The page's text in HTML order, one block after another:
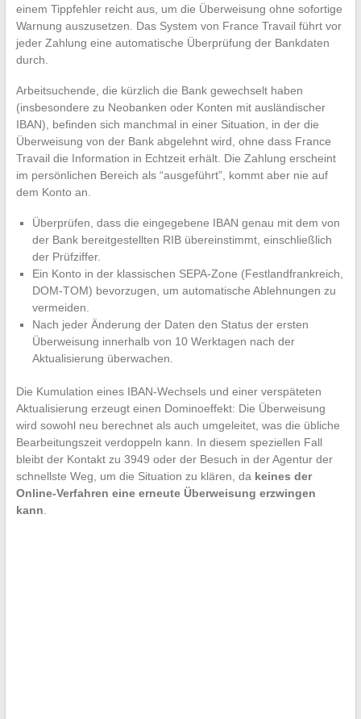
einem Tippfehler reicht aus, um die Überweisung ohne sofortige
Warnung auszusetzen. Das System von France Travail führt vor
jeder Zahlung eine automatische Überprüfung der Bankdaten
durch.
Arbeitsuchende, die kürzlich die Bank gewechselt haben
(insbesondere zu Neobanken oder Konten mit ausländischer
IBAN), befinden sich manchmal in einer Situation, in der die
Überweisung von der Bank abgelehnt wird, ohne dass France
Travail die Information in Echtzeit erhält. Die Zahlung erscheint
im persönlichen Bereich als “ausgeführt”, kommt aber nie auf
dem Konto an.
Überprüfen, dass die eingegebene IBAN genau mit dem von
der Bank bereitgestellten RIB übereinstimmt, einschließlich
der Prüfziffer.
Ein Konto in der klassischen SEPA-Zone (Festlandfrankreich,
DOM-TOM) bevorzugen, um automatische Ablehnungen zu
vermeiden.
Nach jeder Änderung der Daten den Status der ersten
Überweisung innerhalb von 10 Werktagen nach der
Aktualisierung überwachen.
Die Kumulation eines IBAN-Wechsels und einer verspäteten
Aktualisierung erzeugt einen Dominoeffekt: Die Überweisung
wird sowohl neu berechnet als auch umgeleitet, was die übliche
Bearbeitungszeit verdoppeln kann. In diesem speziellen Fall
bleibt der Kontakt zu 3949 oder der Besuch in der Agentur der
schnellste Weg, um die Situation zu klären, da keines der
Online-Verfahren eine erneute Überweisung erzwingen
kann.